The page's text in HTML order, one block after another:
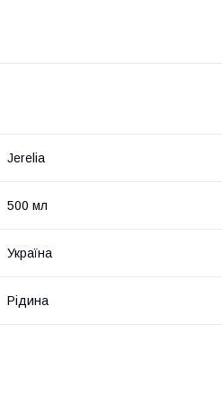
Jerelia
500 мл
Україна
Рідина